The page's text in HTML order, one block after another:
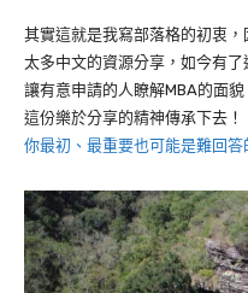
其實這就是我寫部落格的初衷
太多中文的資源分享，如今有
讓有意申請的人瞭解MBA的面
這份樂於分享的精神傳承下去！
你最初、最重要也可能是難回答